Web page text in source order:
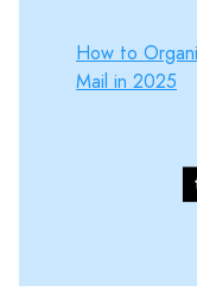
How to
Mail in 2025